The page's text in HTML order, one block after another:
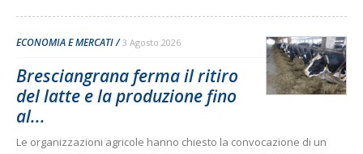
ECONOMIA E MERCATI 3 Agosto 2026
Bresciangrana ferma il ritiro
del latte e la produzione fino
al...
Le organizzazioni agricole hanno chiesto la convocazione di un